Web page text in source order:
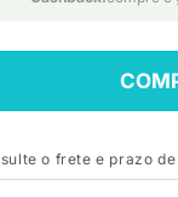
o frete e prazo